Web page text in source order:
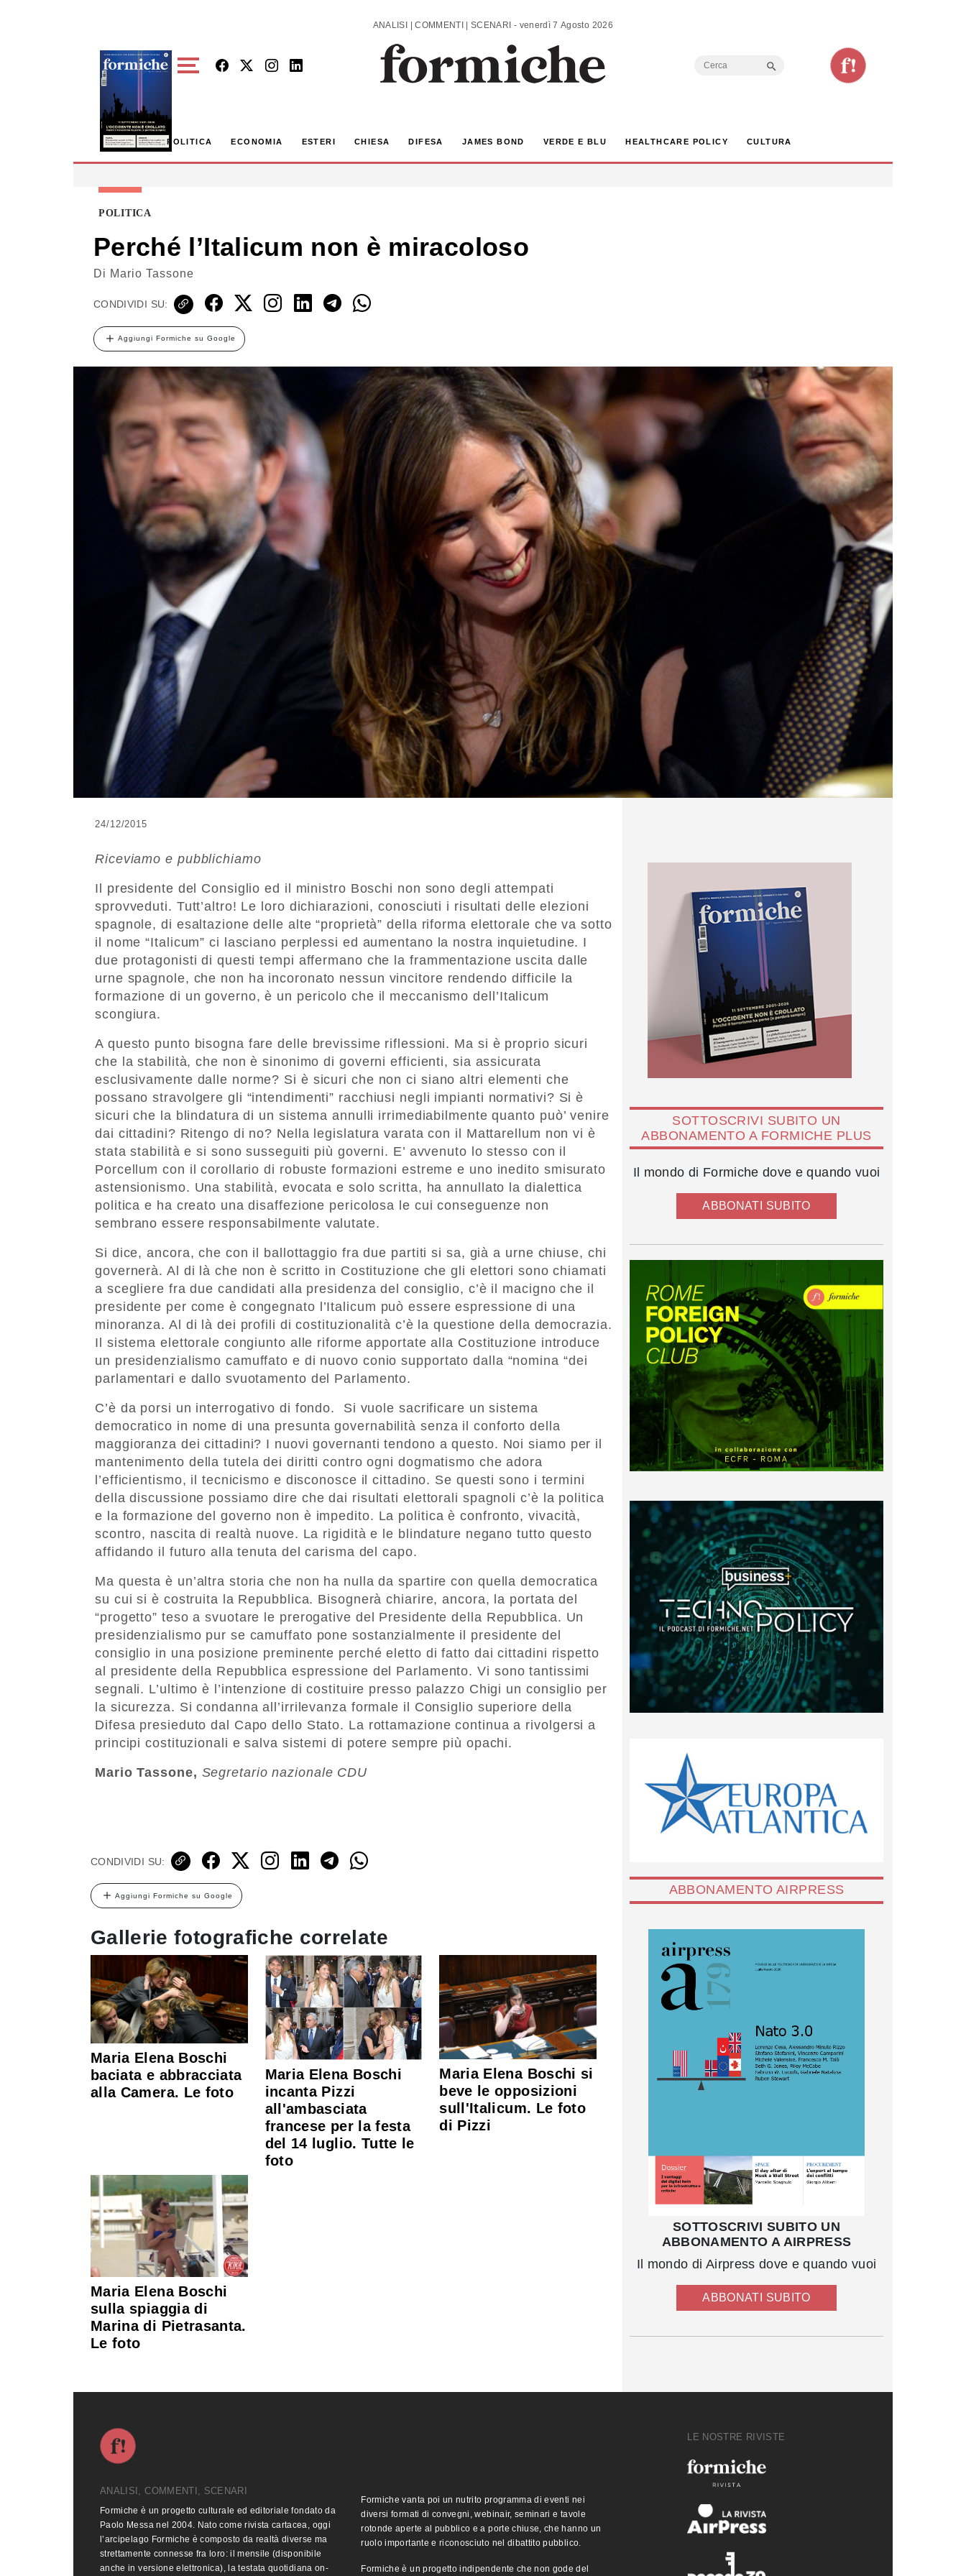
ANALISI | COMMENTI | SCENARI - venerdì 7 Agosto 2026
Search
POLITICA ECONOMIA ESTERI CHIESA DIFESA JAMES BOND VERDE E BLU HEALTHCARE POLICY CULTURA
POLITICA
Perché l’Italicum non è miracoloso
Di Mario Tassone
CONDIVIDI SU:
Aggiungi Formiche su Google
24/12/2015
Riceviamo e pubblichiamo
Il presidente del Consiglio ed il ministro Boschi non sono degli attempati
sprovveduti. Tutt’altro! Le loro dichiarazioni, conosciuti i risultati delle elezioni
spagnole, di esaltazione delle alte “proprietà” della riforma elettorale che va sotto
il nome “Italicum” ci lasciano perplessi ed aumentano la nostra inquietudine. I
due protagonisti di questi tempi affermano che la frammentazione uscita dalle
urne spagnole, che non ha incoronato nessun vincitore rendendo difficile la
formazione di un governo, è un pericolo che il meccanismo dell’Italicum
scongiura.
A questo punto bisogna fare delle brevissime riflessioni. Ma si è proprio sicuri
che la stabilità, che non è sinonimo di governi efficienti, sia assicurata
esclusivamente dalle norme? Si è sicuri che non ci siano altri elementi che
possano stravolgere gli “intendimenti” racchiusi negli impianti normativi? Si è
sicuri che la blindatura di un sistema annulli irrimediabilmente quanto può’ venire
dai cittadini? Ritengo di no? Nella legislatura varata con il Mattarellum non vi è
stata stabilità e si sono susseguiti più governi. E’ avvenuto lo stesso con il
Porcellum con il corollario di robuste formazioni estreme e uno inedito smisurato
astensionismo. Una stabilità, evocata e solo scritta, ha annullato la dialettica
politica e ha creato una disaffezione pericolosa le cui conseguenze non
sembrano essere responsabilmente valutate.
Si dice, ancora, che con il ballottaggio fra due partiti si sa, già a urne chiuse, chi
governerà. Al di là che non è scritto in Costituzione che gli elettori sono chiamati
a scegliere fra due candidati alla presidenza del consiglio, c’è il macigno che il
presidente per come è congegnato l’Italicum può essere espressione di una
minoranza. Al di là dei profili di costituzionalità c’è la questione della democrazia.
Il sistema elettorale congiunto alle riforme apportate alla Costituzione introduce
un presidenzialismo camuffato e di nuovo conio supportato dalla “nomina “dei
parlamentari e dallo svuotamento del Parlamento.
C’è da porsi un interrogativo di fondo. Si vuole sacrificare un sistema
democratico in nome di una presunta governabilità senza il conforto della
maggioranza dei cittadini? I nuovi governanti tendono a questo. Noi siamo per il
mantenimento della tutela dei diritti contro ogni dogmatismo che adora
l’efficientismo, il tecnicismo e disconosce il cittadino. Se questi sono i termini
della discussione possiamo dire che dai risultati elettorali spagnoli c’è la politica
e la formazione del governo non è impedito. La politica è confronto, vivacità,
scontro, nascita di realtà nuove. La rigidità e le blindature negano tutto questo
affidando il futuro alla tenuta del carisma del capo.
Ma questa è un’altra storia che non ha nulla da spartire con quella democratica
su cui si è costruita la Repubblica. Bisognerà chiarire, ancora, la portata del
“progetto” teso a svuotare le prerogative del Presidente della Repubblica. Un
presidenzialismo pur se camuffato pone sostanzialmente il presidente del
consiglio in una posizione preminente perché eletto di fatto dai cittadini rispetto
al presidente della Repubblica espressione del Parlamento. Vi sono tantissimi
segnali. L’ultimo è l’intenzione di costituire presso palazzo Chigi un consiglio per
la sicurezza. Si condanna all’irrilevanza formale il Consiglio superiore della
Difesa presieduto dal Capo dello Stato. La rottamazione continua a rivolgersi a
principi costituzionali e salva sistemi di potere sempre più opachi.
Mario Tassone, Segretario nazionale CDU
CONDIVIDI SU:
Aggiungi Formiche su Google
Gallerie fotografiche correlate
Maria Elena Boschi
baciata e abbracciata
alla Camera. Le foto
Maria Elena Boschi
incanta Pizzi
all'ambasciata
francese per la festa
del 14 luglio. Tutte le
foto
Maria Elena Boschi si
beve le opposizioni
sull'Italicum. Le foto
di Pizzi
Maria Elena Boschi
sulla spiaggia di
Marina di Pietrasanta.
Le foto
SOTTOSCRIVI SUBITO UN
ABBONAMENTO A FORMICHE PLUS
Il mondo di Formiche dove e quando vuoi
ABBONATI SUBITO
ABBONAMENTO AIRPRESS
SOTTOSCRIVI SUBITO UN
ABBONAMENTO A AIRPRESS
Il mondo di Airpress dove e quando vuoi
ABBONATI SUBITO
ANALISI, COMMENTI, SCENARI
Formiche è un progetto culturale ed editoriale fondato da
Paolo Messa nel 2004. Nato come rivista cartacea, oggi
l’arcipelago Formiche è composto da realtà diverse ma
strettamente connesse fra loro: il mensile (disponibile
anche in versione elettronica), la testata quotidiana on-
Formiche vanta poi un nutrito programma di eventi nei
diversi formati di convegni, webinair, seminari e tavole
rotonde aperte al pubblico e a porte chiuse, che hanno un
ruolo importante e riconosciuto nel dibattito pubblico.
Formiche è un progetto indipendente che non gode del
LE NOSTRE RIVISTE